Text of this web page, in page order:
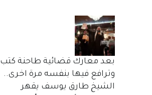
بعد معارك قضائية طاحنة كتب
وترافع فيها بنفسه مرة اخرى..
الشيخ طارق يوسف يقهر